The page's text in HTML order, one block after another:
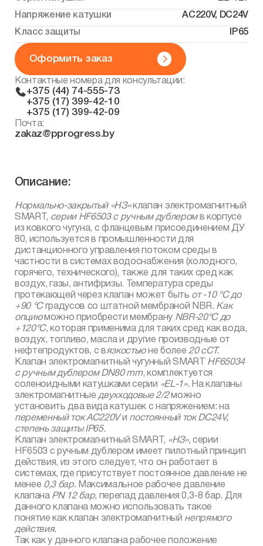
Напряжение катушки
AC220V, DC24V
Класс защиты
IP65
Оформить заказ
Контактные номера для консультации:
+375 (44) 74-555-73
+375 (17) 399-42-10
+375 (17) 399-42-09
Почта:
zakaz@pprogress.by
Описание:
Нормально-закрытый «НЗ»клапан электромагнитный
SMART, серии HF6503 с ручным дублеромв корпусе
из ковкого чугуна, с фланцевым присоединением ДУ
80, используется в промышленности для
дистанционного управления потоком среды в
частности в системах водоснабжения (холодного,
горячего, технического), также для таких сред как
воздух, газы, антифризы. Температура среды
протекающей через клапан может быть от -10 °С до
+90 °Сградусов со штатной мембраной NBR. Как
опциюможно приобрести мембрану NBR-20°С до
+120°С,которая применима для таких сред как вода,
воздух, топливо, масла и другие производные от
нефтепродуктов, с вязкостьюне более 20 сСТ.
Клапан электромагнитный чугунный SMART HF65034
с ручным дублером DN80 mm, комплектуется
соленоидными катушками серии «EL-1».На клапаны
электромагнитные двухходовые 2/2можно
установить два вида катушек с напряжением: на
переменный токAC220V и постоянный токDC24 V,
степень защитыIP65.
Клапан электромагнитный SMART, «НЗ»,серии
HF6503 с ручным дублером имеет пилотный принцип
действия, из этого следует, что он работает в
системах, где присутствует постоянное давление не
менее 0,3 бар.Максимальное рабочее давление
клапана PN12 бар, перепад давления 0,3-8 бар. Для
данного клапана можно использовать такое
понятие как клапан электромагнитный непрямого
действия.
Так как у данного клапана рабочее положение